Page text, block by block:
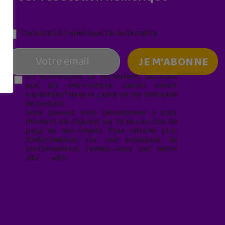
Parentalité numérique (le lundi matin)
En soumettant ce formulaire, j’accepte
que les informations saisies soient
exploitées* dans le cadre de ma demande
de contact.
Vous pouvez vous désabonner à tout
moment en cliquant sur le lien en bas de
page de nos emails. Pour obtenir plus
d'informations sur nos pratiques de
confidentialité, rendez-vous sur notre
site web